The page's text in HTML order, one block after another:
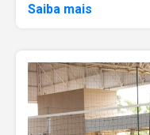
Saiba mais